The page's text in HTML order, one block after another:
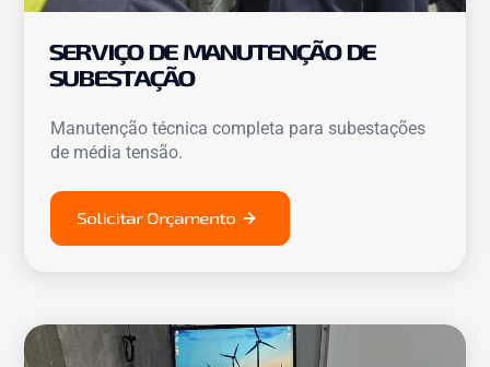
SERVIÇO DE MANUTENÇÃO DE
SUBESTAÇÃO
Manutenção técnica completa para subestações
de média tensão.
Solicitar Orçamento